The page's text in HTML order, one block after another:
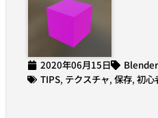
2020年06月15日
Blender
TIPS, テクスチャ, 保存, 初心